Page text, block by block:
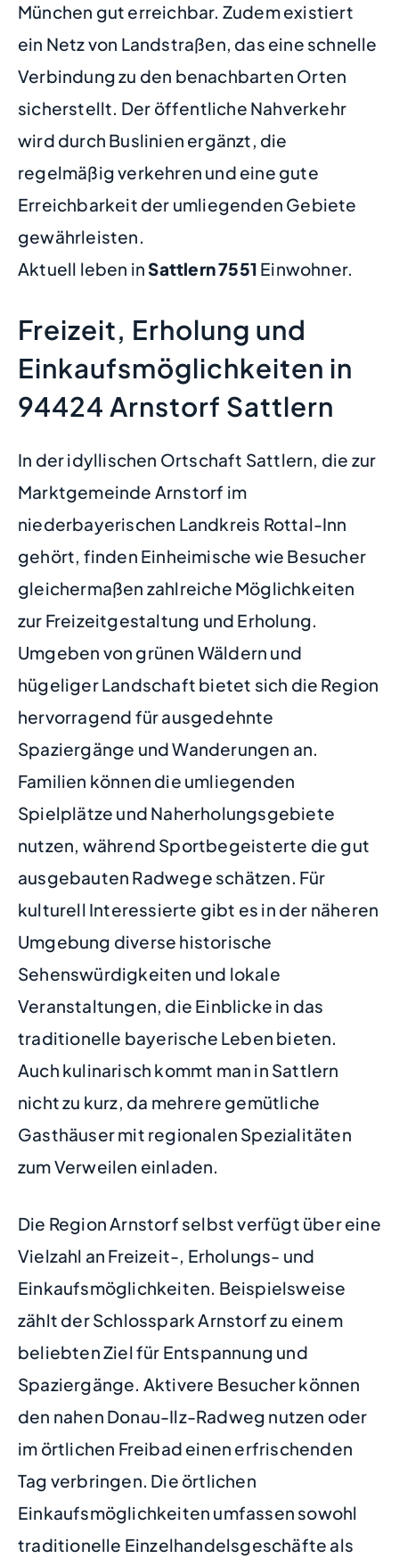
München gut erreichbar. Zudem existiert
ein Netz von Landstraßen, das eine schnelle
Verbindung zu den benachbarten Orten
sicherstellt. Der öffentliche Nahverkehr
wird durch Buslinien ergänzt, die
regelmäßig verkehren und eine gute
Erreichbarkeit der umliegenden Gebiete
gewährleisten.
Aktuell leben inSattlern7551 Einwohner.
Freizeit, Erholung und
Einkaufsmöglichkeiten in
94424 Arnstorf Sattlern
In der idyllischen Ortschaft Sattlern, die zur
Marktgemeinde Arnstorf im
niederbayerischen Landkreis Rottal-Inn
gehört, finden Einheimische wie Besucher
gleichermaßen zahlreiche Möglichkeiten
zur Freizeitgestaltung und Erholung.
Umgeben von grünen Wäldern und
hügeliger Landschaft bietet sich die Region
hervorragend für ausgedehnte
Spaziergänge und Wanderungen an.
Familien können die umliegenden
Spielplätze und Naherholungsgebiete
nutzen, während Sportbegeisterte die gut
ausgebauten Radwege schätzen. Für
kulturell Interessierte gibt es in der näheren
Umgebung diverse historische
Sehenswürdigkeiten und lokale
Veranstaltungen, die Einblicke in das
traditionelle bayerische Leben bieten.
Auch kulinarisch kommt man in Sattlern
nicht zu kurz, da mehrere gemütliche
Gasthäuser mit regionalen Spezialitäten
zum Verweilen einladen.
Die Region Arnstorf selbst verfügt über eine
Vielzahl an Freizeit-, Erholungs- und
Einkaufsmöglichkeiten. Beispielsweise
zählt der Schlosspark Arnstorf zu einem
beliebten Ziel für Entspannung und
Spaziergänge. Aktivere Besucher können
den nahen Donau-Ilz-Radweg nutzen oder
im örtlichen Freibad einen erfrischenden
Tag verbringen. Die örtlichen
Einkaufsmöglichkeiten umfassen sowohl
traditionelle Einzelhandelsgeschäfte als